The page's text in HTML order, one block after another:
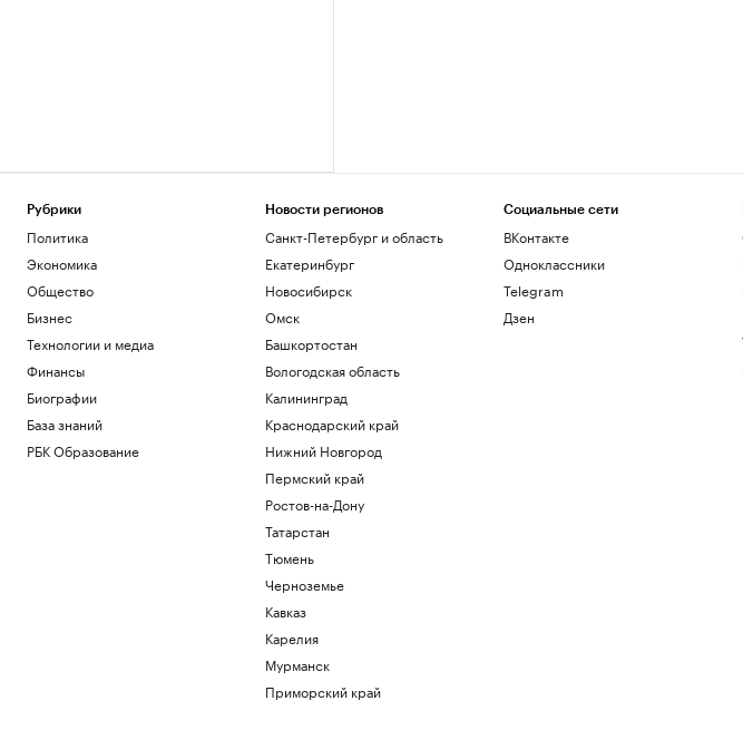
Рубрики
Политика
Экономика
Общество
Бизнес
Технологии и медиа
Финансы
Биографии
База знаний
РБК Образование
Новости регионов
Санкт-Петербург и область
Екатеринбург
Новосибирск
Омск
Башкортостан
Вологодская область
Калининград
Краснодарский край
Нижний Новгород
Пермский край
Ростов-на-Дону
Татарстан
Тюмень
Черноземье
Кавказ
Карелия
Мурманск
Приморский край
Социальные сети
ВКонтакте
Одноклассники
Telegram
Дзен